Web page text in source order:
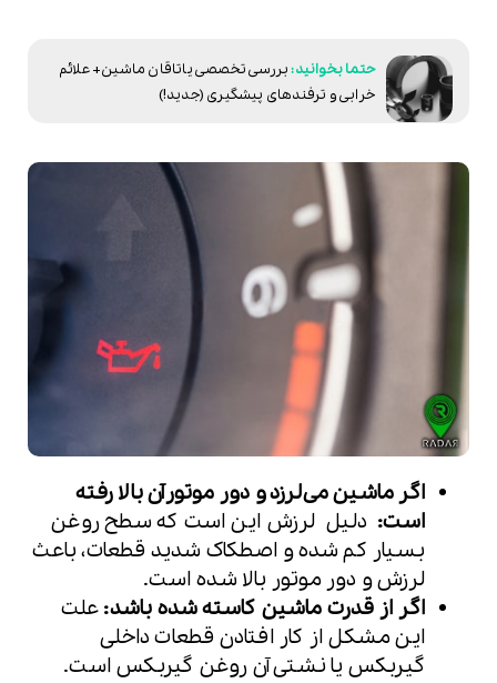
بررسی تخصصی یاتاقان ماشین+ علائم
خرابی و ترفندهای پیشگیری (جدید!)
اگر ماشین می‌لرزد و دور موتورآن بالا رفته
است: دلیل لرزش این است که سطح روغن
بسیار کم شده و اصطکاک شدید قطعات، باعث
لرزش و دور موتور بالا شده است.
اگر از قدرت ماشین کاسته شده باشد:علت
این مشکل از کار افتادن قطعات داخلی
گیربکس یا نشتی آن روغن گیربکس است.